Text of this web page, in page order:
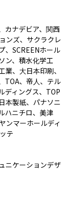
カナデビア、関西
ンズ、サクラクレ
、SCREENホール
ン、積水化学工
、大日本印刷、
TOA、帝人、テル
ディングス、TOP
本製紙、パナソニ
ハニチロ、美津
ンマーホールディ
テ
ニケーションデザ